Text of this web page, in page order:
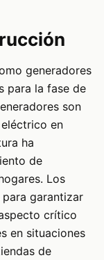
generadores
para la fase de
son
en
ha
de
Los
garantizar
crítico
en situaciones
de